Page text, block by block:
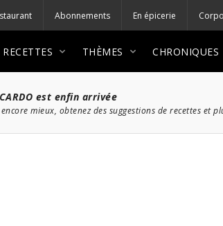
Abonnements En épicerie
RECETTES THÈMES CHRONIQUES
est enfin arrivée
mieux, obtenez des suggestions de recettes et